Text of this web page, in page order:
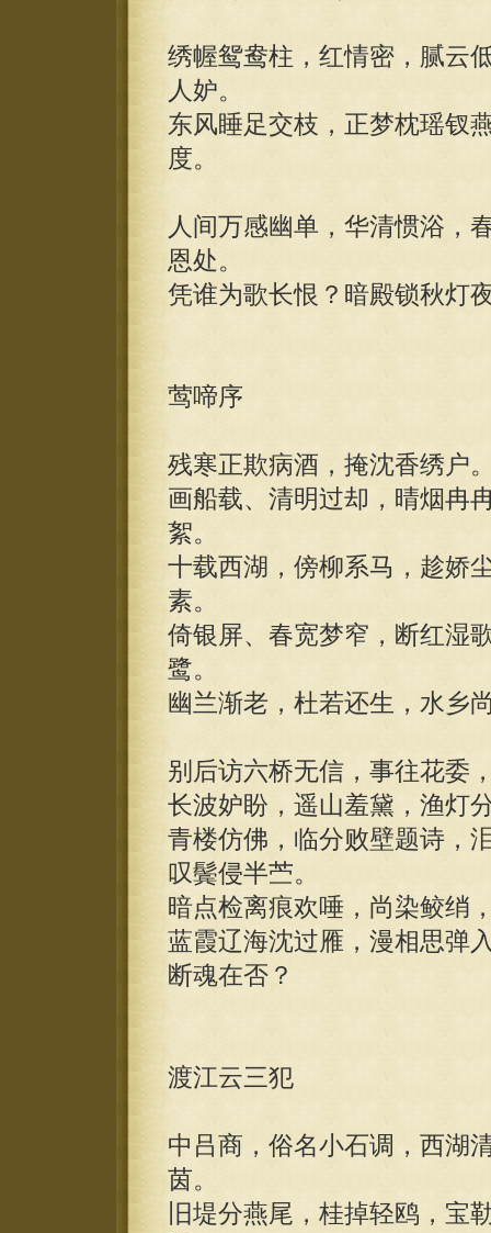
绣幄鸳鸯柱，红情密，腻云
人妒。
东风睡足交枝，正梦枕瑶钗
度。
人间万感幽单，华清惯浴，
恩处。
凭谁为歌长恨？暗殿锁秋灯
莺啼序
残寒正欺病酒，掩沈香绣户
画船载、清明过却，晴烟冉
絮。
十载西湖，傍柳系马，趁娇
素。
倚银屏、春宽梦窄，断红湿
鹭。
幽兰渐老，杜若还生，水乡
别后访六桥无信，事往花委
长波妒盼，遥山羞黛，渔灯
青楼仿佛，临分败壁题诗，
叹鬓侵半苎。
暗点检离痕欢唾，尚染鲛绡
蓝霞辽海沈过雁，漫相思弹
断魂在否？
渡江云三犯
中吕商，俗名小石调，西湖
茵。
旧堤分燕尾，桂掉轻鸥，宝